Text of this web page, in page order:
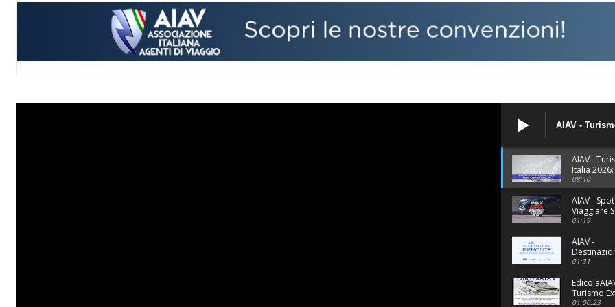
AIAV -
AIAV -
Italia
il Paese più
d'Europa.
08:10
AIAV - Spot
Viaggiare
Problemi
01:19
AIAV -
Piemonte
01:31
Turismo
tra
01:00:23